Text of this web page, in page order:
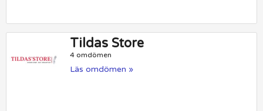
Tildas Store
4 omdömen
Läs omdömen »